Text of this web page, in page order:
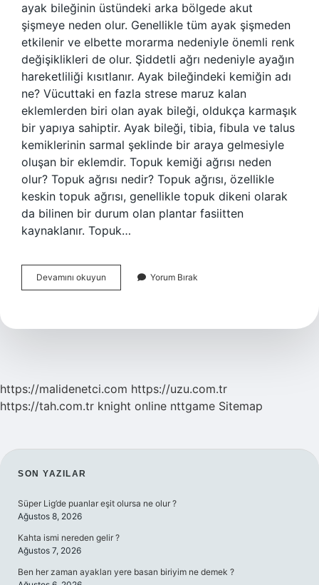
ayak bileğinin üstündeki arka bölgede akut
şişmeye neden olur. Genellikle tüm ayak şişmeden
etkilenir ve elbette morarma nedeniyle önemli renk
değişiklikleri de olur. Şiddetli ağrı nedeniyle ayağın
hareketliliği kısıtlanır. Ayak bileğindeki kemiğin adı
ne? Vücuttaki en fazla strese maruz kalan
eklemlerden biri olan ayak bileği, oldukça karmaşık
bir yapıya sahiptir. Ayak bileği, tibia, fibula ve talus
kemiklerinin sarmal şeklinde bir araya gelmesiyle
oluşan bir eklemdir. Topuk kemiği ağrısı neden
olur? Topuk ağrısı nedir? Topuk ağrısı, özellikle
keskin topuk ağrısı, genellikle topuk dikeni olarak
da bilinen bir durum olan plantar fasiitten
kaynaklanır. Topuk…
Devamını okuyun
Kemiği
Yorum Bırak
https://malidenetci.com https://uzu.com.tr
https://tah.com.tr knight online nttgame Sitemap
SIDEBAR
SON YAZILAR
Süper Lig’de puanlar eşit olursa ne olur ?
Ağustos 8, 2026
Kahta ismi nereden gelir ?
Ağustos 7, 2026
Ben her zaman ayakları yere basan biriyim ne demek ?